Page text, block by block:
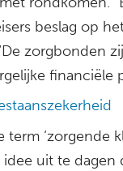
beslag op
zorgbonden
financiële
‘zorgende
uit te dagen